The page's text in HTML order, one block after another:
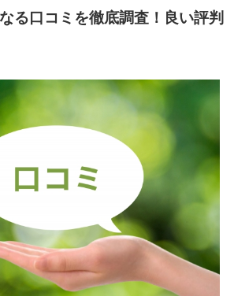
る口コミを徹底調査！良い評判